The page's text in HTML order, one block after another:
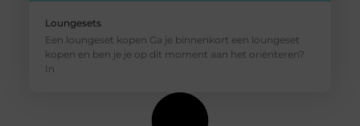
Loungesets
Een loungeset kopen Ga je binnenkort een loungeset
kopen en ben je je op dit moment aan het oriënteren?
In